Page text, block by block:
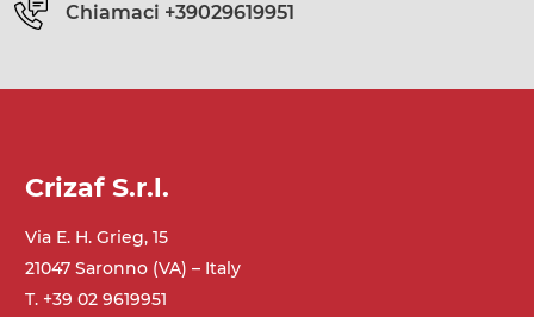
Chiamaci +39029619951
Crizaf S.r.l.
Via E. H. Grieg, 15
21047 Saronno (VA) – Italy
T. +39 02 9619951